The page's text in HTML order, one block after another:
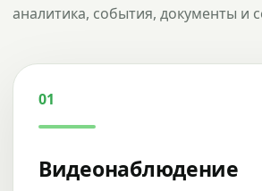
аналитика, события, документы и
01
Видеонаблюдение